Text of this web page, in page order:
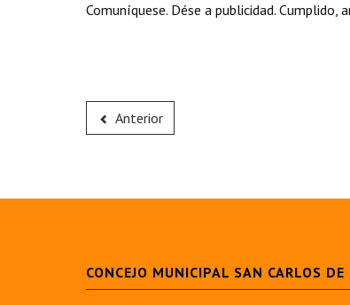
Comuníquese. Dése a publicidad. Cumplido,
Anterior
CONCEJO MUNICIPAL SAN CARLOS DE